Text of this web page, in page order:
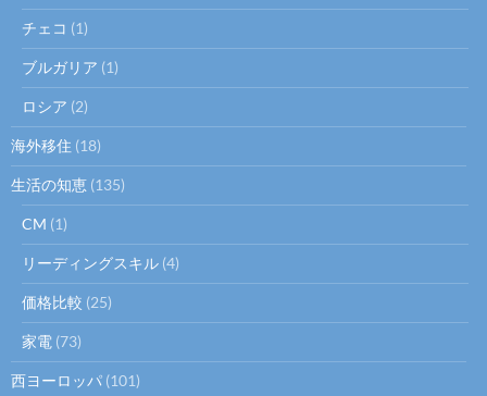
チェコ (1)
ブルガリア (1)
ロシア (2)
海外移住 (18)
生活の知恵 (135)
CM (1)
リーディングスキル (4)
価格比較 (25)
家電 (73)
西ヨーロッパ (101)